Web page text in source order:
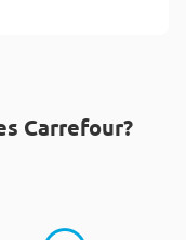
Carrefour?